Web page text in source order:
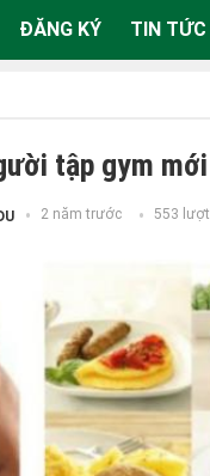
ĐĂNG KÝ TIN TỨC
tập gym
2 năm trước 553